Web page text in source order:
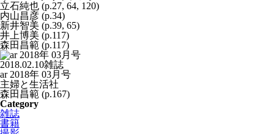
立石純也 (p.27, 64, 120)
内山昌彦 (p.34)
新井智美 (p.39, 65)
井上博美 (p.117)
森田昌範 (p.117)
2018.02.10雑誌
ar 2018年 03月号
主婦と生活社
森田昌範 (p.167)
Category
雑誌
書籍